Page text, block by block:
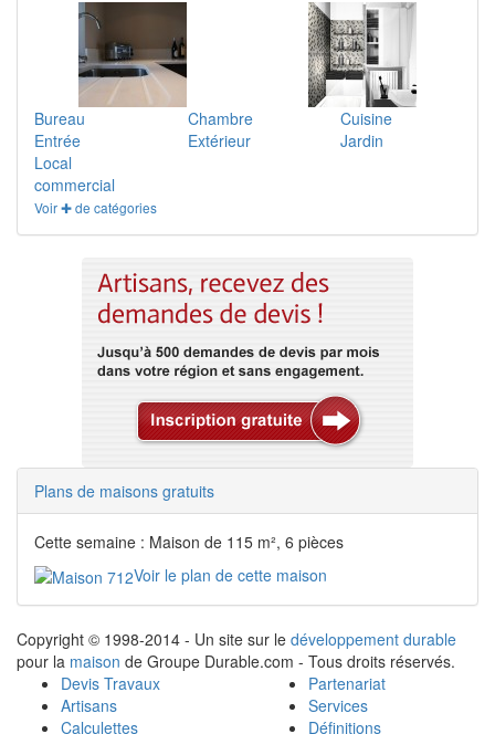
Bureau Chambre
Cuisine
Entrée
Extérieur
Jardin
Local
commercial
Voir ✚ de catégories
Plans de maisons gratuits
Cette semaine : Maison de 115 m², 6 pièces
Voir le plan de cette maison
Copyright © 1998-2014 - Un site sur le développement durable
pour la maison de Groupe Durable.com - Tous droits réservés.
Devis Travaux
Artisans
Calculettes
Partenariat
Services
Définitions